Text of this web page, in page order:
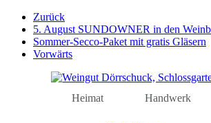
Weiter
zum
Inhalt
Zurück
5. August SUNDOWNER in den
Sommer-Secco-Paket mit gratis Gläsern
Vorwärts
Heimat Handwerk